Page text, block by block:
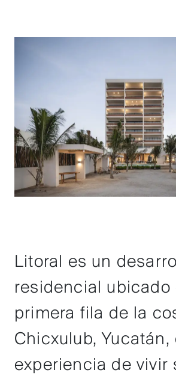
Litoral es un
residencial ubicado
primera fila de la
Chicxulub, Yucatán,
experiencia de vivir